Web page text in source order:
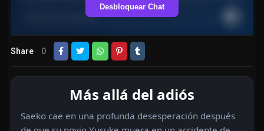
Desbloquear Chat
Share 0
Más allá del adiós
Saeko cae en una profunda desesperación después